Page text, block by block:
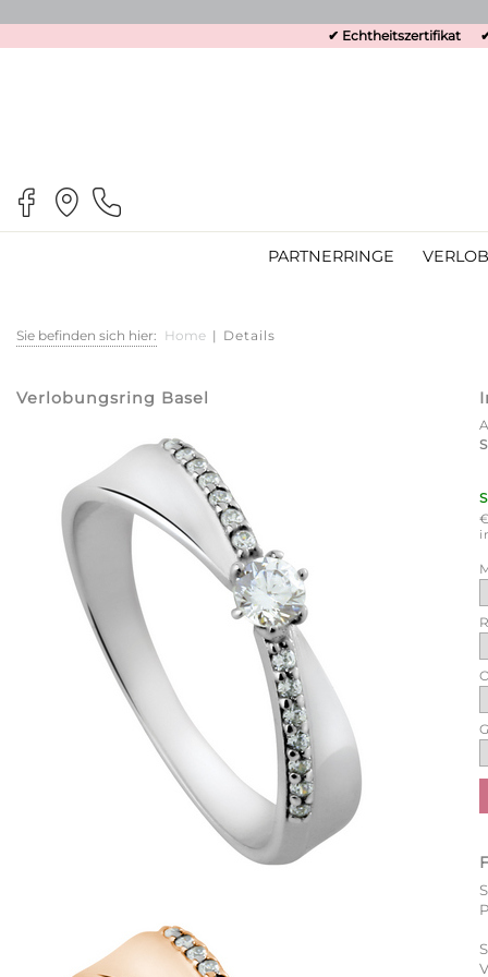
✔ Echtheitszertifikat
PARTNERRINGE
Sie befinden sich hier: Home | Details
Verlobungsring Basel